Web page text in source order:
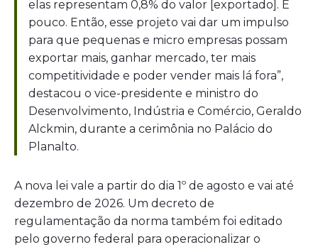
elas representam 0,8% do valor [exportado]. É
pouco. Então, esse projeto vai dar um impulso
para que pequenas e micro empresas possam
exportar mais, ganhar mercado, ter mais
competitividade e poder vender mais lá fora”,
destacou o vice-presidente e ministro do
Desenvolvimento, Indústria e Comércio, Geraldo
Alckmin, durante a cerimônia no Palácio do
Planalto.
A nova lei vale a partir do dia 1º de agosto e vai até
dezembro de 2026. Um decreto de
regulamentação da norma também foi editado
pelo governo federal para operacionalizar o